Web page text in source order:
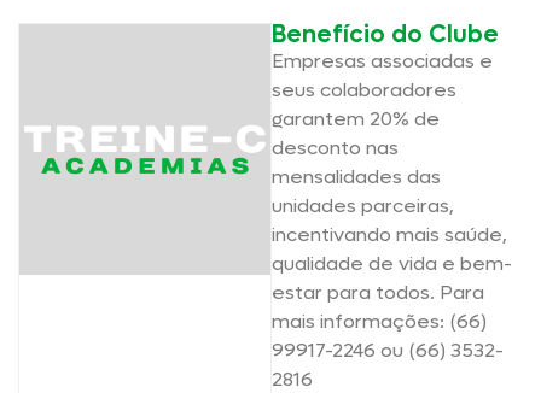
Benefício do Clube
Empresas associadas e
seus colaboradores
garantem 20% de
desconto nas
mensalidades das
unidades parceiras,
incentivando mais saúde,
qualidade de vida e bem-
estar para todos. Para
mais informações: (66)
99917-2246 ou (66) 3532-
2816